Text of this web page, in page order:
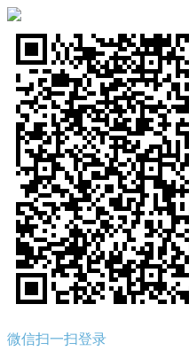
微信扫一扫登录